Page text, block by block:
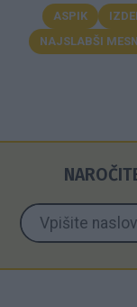
ASPIK
NAJSLABŠI